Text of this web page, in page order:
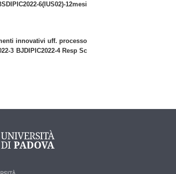
6(IUS02)-12mesi
innovativi uff. processo
3 BJDIPIC2022-4 Resp Sc